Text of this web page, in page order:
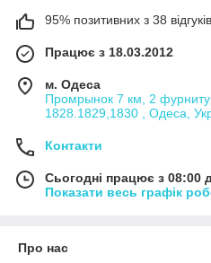
95% позитивних з 38
Працює з 18.03.2012
м. Одеса
Промрынок 7 км, 2
1828.1829,1830 , Одеса,
Контакти
Сьогодні працює з 08:00
Показати весь графік
Про нас